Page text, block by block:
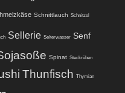
Schnittlauch Schnitzel
Sellerie Selterwasser Senf
Spinat Steckrüben
Thunfisch Thymian